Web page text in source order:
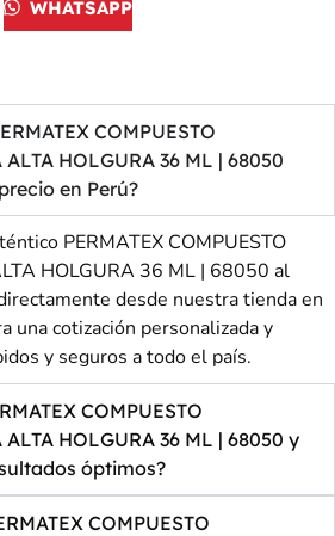
WHATSAPP
COMPUESTO
ALTA HOLGURA 36 ML | 68050
en Perú?
PERMATEX COMPUESTO
HOLGURA 36 ML | 68050 al
desde nuestra tienda en
una cotización personalizada y
y seguros a todo el país.
COMPUESTO
ALTA HOLGURA 36 ML | 68050 y
óptimos?
COMPUESTO